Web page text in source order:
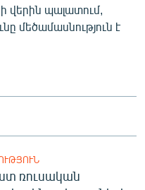
պալատում,
մեծամասնություն է
ռուսական